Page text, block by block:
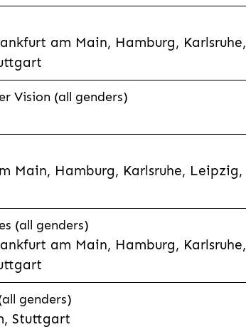
am Main, Hamburg, Karlsruhe,
Vision (all genders)
Main, Hamburg, Karlsruhe, Leipzig,
(all genders)
am Main, Hamburg, Karlsruhe,
genders)
Stuttgart